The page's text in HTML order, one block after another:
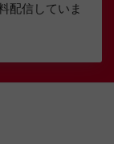
配信していま